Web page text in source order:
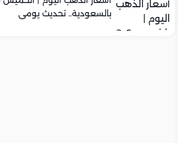
بالسعودية.. تحديث يومي